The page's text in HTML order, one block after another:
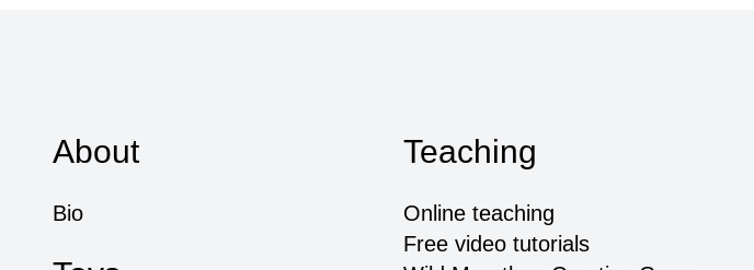
About
Bio
Teaching
Online teaching
Free video tutorials